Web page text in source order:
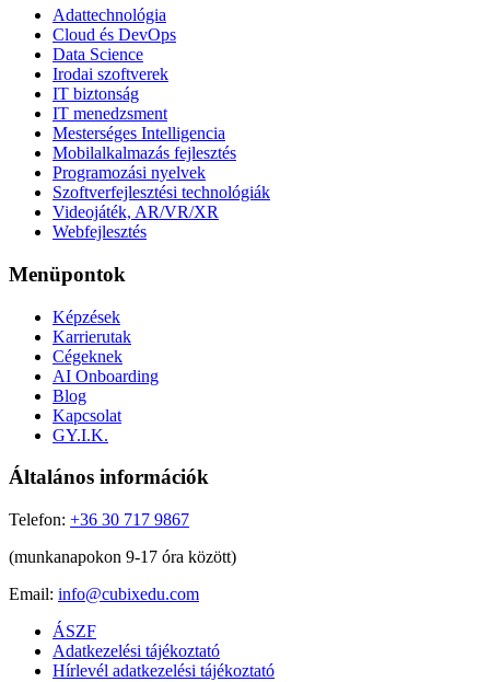
Adattechnológia
Cloud és DevOps
Data Science
Irodai szoftverek
IT biztonság
IT menedzsment
Mesterséges Intelligencia
Mobilalkalmazás fejlesztés
Programozási nyelvek
Szoftverfejlesztési technológiák
Videojáték, AR/VR/XR
Webfejlesztés
Menüpontok
Képzések
Karrierutak
Cégeknek
AI Onboarding
Blog
Kapcsolat
GY.I.K.
Általános információk
Telefon: +36 30 717 9867
(munkanapokon 9-17 óra között)
Email: info@cubixedu.com
ÁSZF
Adatkezelési tájékoztató
Hírlevél adatkezelési tájékoztató